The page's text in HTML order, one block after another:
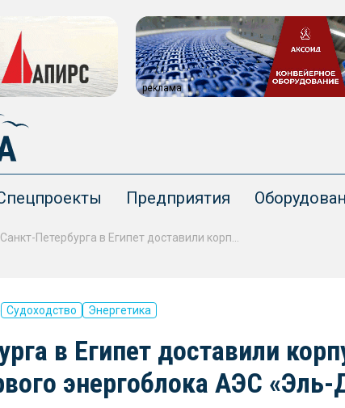
реклама
Предприятия
Судоходство Энергетика
в Египет доставили
энергоблока АЭС «Эль-